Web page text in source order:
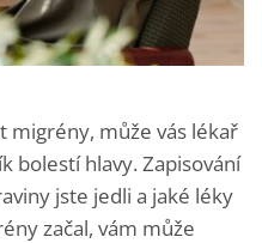
migrény, může vás lékař
bolestí hlavy. Zapisování
jste jedli a jaké léky
začal, vám může